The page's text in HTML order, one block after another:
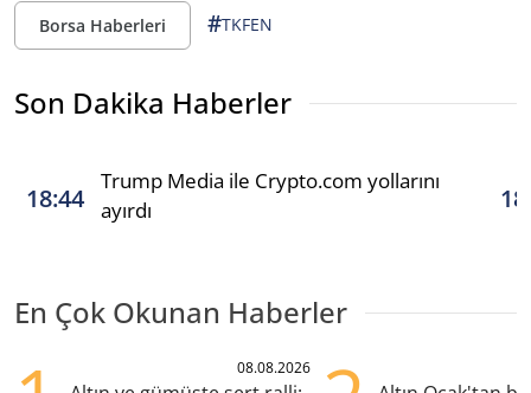
Borsa Haberleri #TKFEN
Son Dakika Haberler
18:44
Trump Media ile Crypto.com yollarını
ayırdı
En Çok Okunan Haberler
08.08.2026